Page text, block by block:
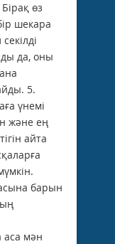
өз
шекара
да, оны
5.
үнемі
және ең
айта
барын
аса мән